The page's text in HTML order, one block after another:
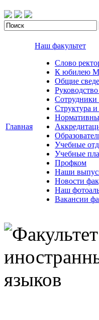
Главная
Наш факультет
Слово
К юбилею
Общие
Руководство
Сотрудники
Структура и
Учебные
Учебные
Профком
Наши
Новости
Наш
Вакансии